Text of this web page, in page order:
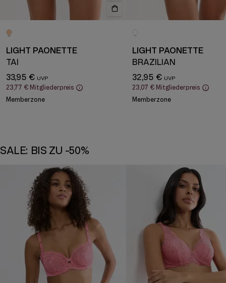
LIGHT PAONETTE
TAI
33,95 €
23,77 € Mitgliederpreis
Memberzone
LIGHT PAONETTE
BRAZILIAN
32,95 €
23,07 € Mitgliederpreis
Memberzone
SALE: BIS ZU -50%